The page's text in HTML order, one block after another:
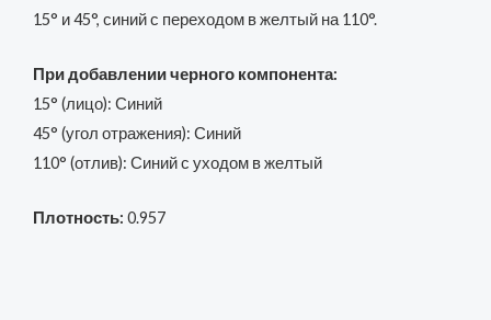
15° и 45°, синий с переходом в желтый на 110°.
При добавлении черного компонента:
15° (лицо): Синий
45° (угол отражения): Синий
110° (отлив): Синий с уходом в желтый
Плотность: 0.957